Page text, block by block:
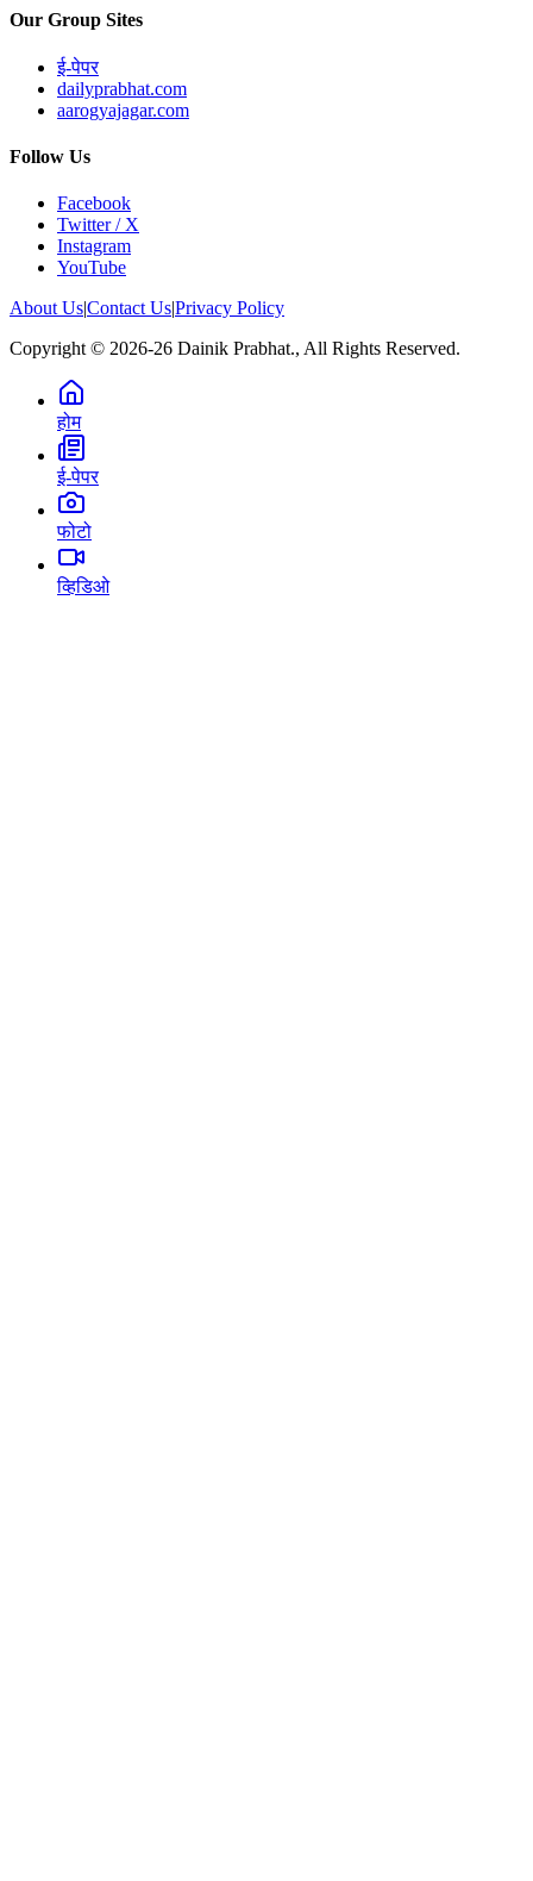
Our Group Sites
ई-पेपर
dailyprabhat.com
aarogyajagar.com
Follow Us
Facebook
Twitter / X
Instagram
YouTube
About Us|Contact Us|Privacy Policy
Copyright © 2026-26 Dainik Prabhat., All Rights Reserved.
होम
ई-पेपर
फोटो
व्हिडिओ